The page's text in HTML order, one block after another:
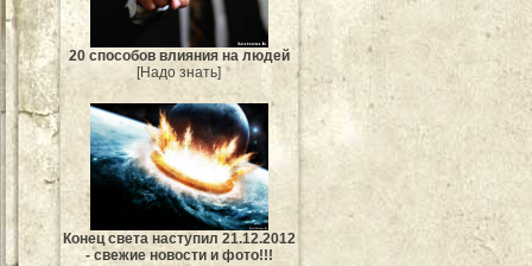
20 способов влияния на людей
[Надо знать]
Конец света наступил 21.12.2012
- свежие новости и фото!!!